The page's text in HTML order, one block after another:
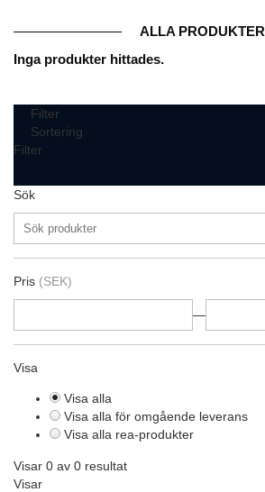
ALLA PRODUKTER
Inga produkter hittades.
Filter
Sortering
Filter
Sök
Pris (SEK)
—
Visa
Visa alla
Visa alla för omgående leverans
Visa alla rea-produkter
Visar 0 av 0 resultat
Visar